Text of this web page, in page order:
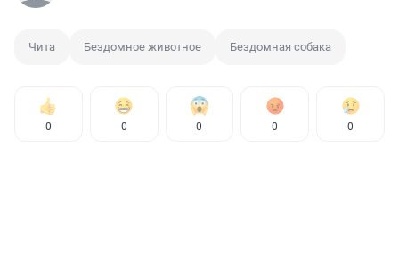
Чита Бездомное животное Бездомная собака
0 0 0 0 0